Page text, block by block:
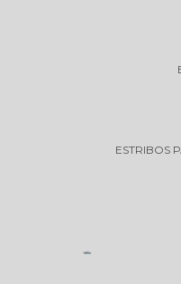
ESTRIBOS